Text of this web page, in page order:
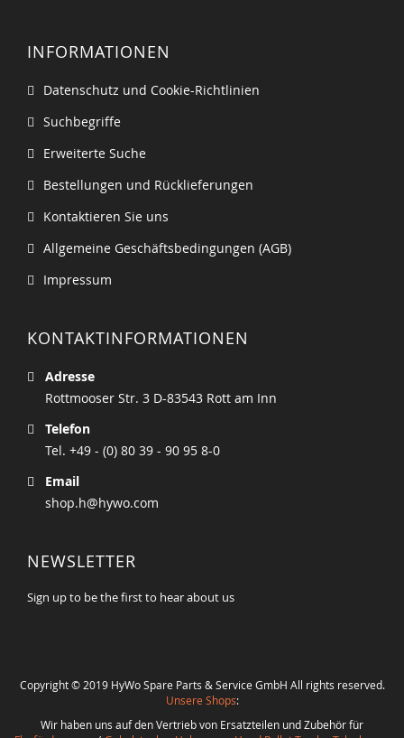
INFORMATIONEN
Datenschutz und Cookie-Richtlinien
Suchbegriffe
Erweiterte Suche
Bestellungen und Rücklieferungen
Kontaktieren Sie uns
Allgemeine Geschäftsbedingungen (AGB)
Impressum
KONTAKTINFORMATIONEN
Adresse
Rottmooser Str. 3 D-83543 Rott am Inn
Telefon
Tel. +49 - (0) 80 39 - 90 95 8-0
Email
shop.h@hywo.com
NEWSLETTER
Sign up to be the first to hear about us
Copyright © 2019 HyWo Spare Parts & Service GmbH All rights reserved.
Unsere Shops:
Wir haben uns auf den Vertrieb von Ersatzteilen und Zubehör für